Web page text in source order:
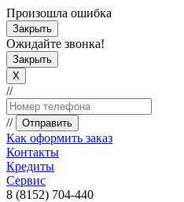
Произошла ошибка
Закрыть
Ожидайте звонка!
Закрыть
X
//
// Отправить
Как оформить заказ
Контакты
Кредиты
Сервис
8 (8152) 704-440